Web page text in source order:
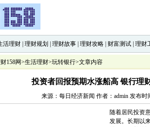
活理财 理财规划 理财故事 理财攻略 财富测试 理财
158网>生活理财>玩转银行>文章内容
投资者回报预期水涨船高 银行理
来源：每日经济新闻 作者：admin 发布
随着居民投资
发展。长期以